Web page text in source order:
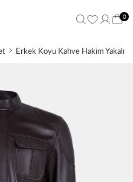
0
Erkek Koyu Kahve Hakim Yakalı